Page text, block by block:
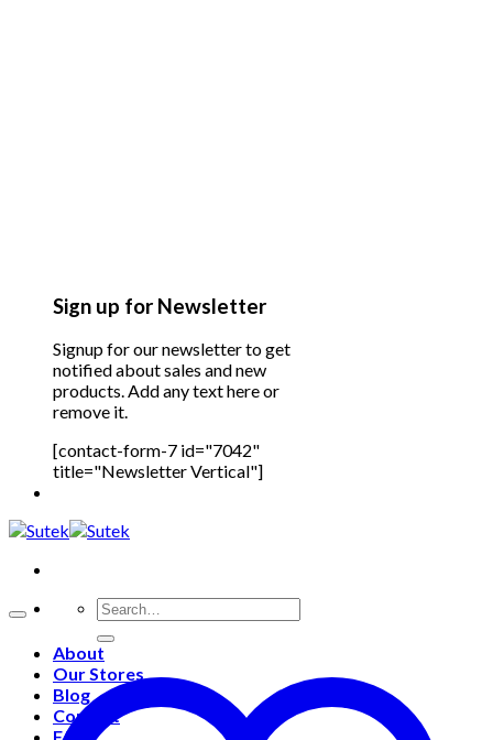
Sign up for Newsletter
Signup for our newsletter to get
notified about sales and new
products. Add any text here or
remove it.
[contact-form-7 id="7042"
title="Newsletter Vertical"]
About
Our Stores
Blog
Contact